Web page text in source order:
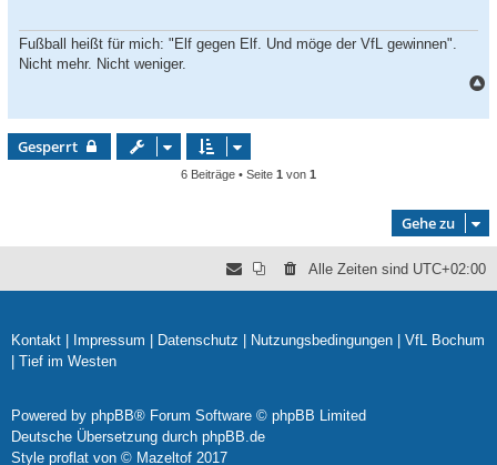
Fußball heißt für mich: "Elf gegen Elf. Und möge der VfL gewinnen".
Nicht mehr. Nicht weniger.
c
Gesperrt
6 Beiträge • Seite 1 von 1
Gehe zu
Alle Zeiten sind UTC+02:00
Kontakt | Impressum | Datenschutz | Nutzungsbedingungen | VfL Bochum
| Tief im Westen
Powered by phpBB® Forum Software © phpBB Limited
Deutsche Übersetzung durch phpBB.de
Style proflat von © Mazeltof 2017